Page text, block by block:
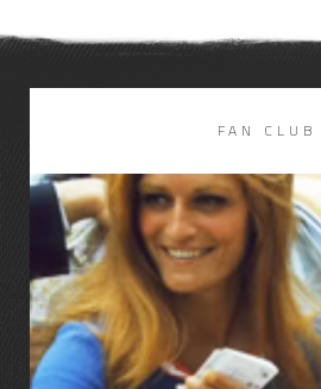
FAN CLUB
LIRE LA